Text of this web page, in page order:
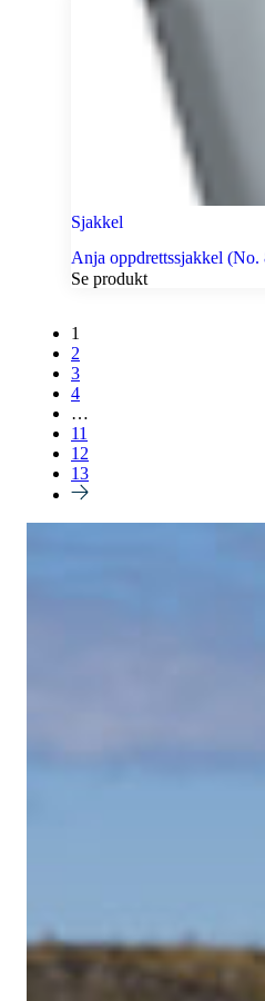
Sjakkel
Anja oppdrettssjakkel (No.
Se produkt
1
2
3
4
…
11
12
13